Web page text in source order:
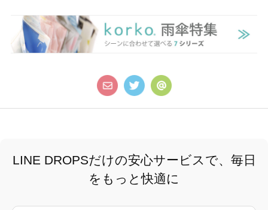
LINE DROPSだけの安心サービスで、毎日
をもっと快適に